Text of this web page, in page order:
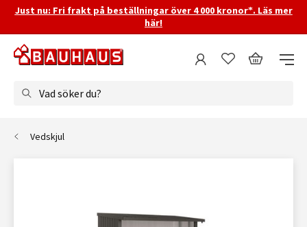
Just nu: Fri frakt på beställningar över 4 000 kronor*. Läs mer
här!
Vad söker du?
Vedskjul